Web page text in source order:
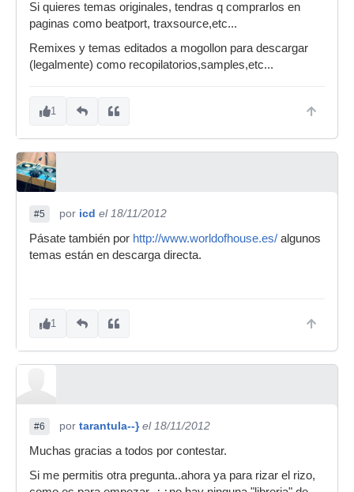
Si quieres temas originales, tendras q comprarlos en
paginas como beatport, traxsource,etc...
Remixes y temas editados a mogollon para descargar
(legalmente) como recopilatorios,samples,etc...
1
#5 por icd el 18/11/2012
Pásate también por http://www.worldofhouse.es/ algunos
temas están en descarga directa.
1
#6 por tarantula--} el 18/11/2012
Muchas gracias a todos por contestar.
Si me permitis otra pregunta..ahora ya para rizar el rizo,